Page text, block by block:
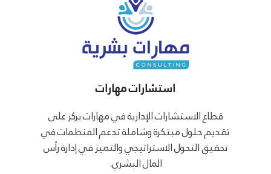
استشارات مهارات
قطاع الاستشارات الإدارية في مهارات يركز على
تقديم حلول مبتكرة وشاملة تدعم المنظمات في
تحقيق التحول الاستراتيجي والتميز في إدارة رأس
المال البشري.